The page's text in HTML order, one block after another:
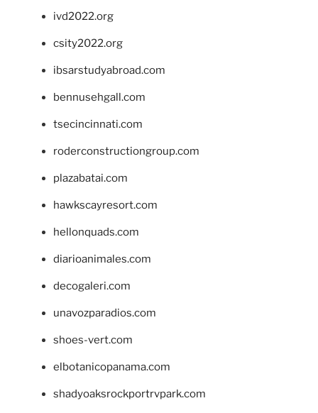
ivd2022.org
csity2022.org
ibsarstudyabroad.com
bennusehgall.com
tsecincinnati.com
roderconstructiongroup.com
plazabatai.com
hawkscayresort.com
hellonquads.com
diarioanimales.com
decogaleri.com
unavozparadios.com
shoes-vert.com
elbotanicopanama.com
shadyoaksrockportrvpark.com